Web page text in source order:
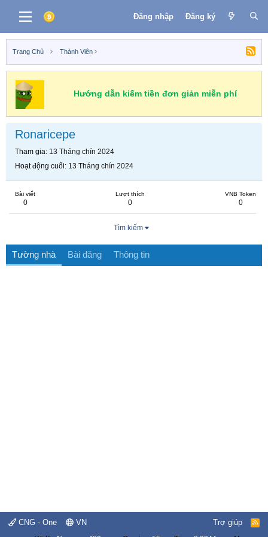
Đăng nhập Đăng ký
Trang Chủ Thành Viên
Hướng dẫn kiếm tiền đơn giản miễn phí
Ronaricepe
Tham gia 13 Tháng chín 2024
Hoạt động cuối 13 Tháng chín 2024
Bài viết
0
Lượt thích
0
VNB Token
0
Tìm kiếm
Tường nhà Bài đăng Thông tin
CNG - One VN Trợ giúp
R